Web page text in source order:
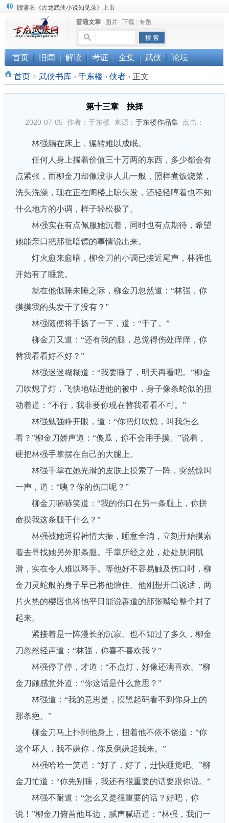
顾雪衣《古龙武侠小说知见录》上市
“武侠书库”查缺补漏活动圆满结束
《古龙小说原貌探究》修订版已上市
普通文章| 图片| 下载| 专题
首页 旧闻 解读 考证 全集 武侠 论坛
首页> 武侠书库 › 于东楼 › 侠者 ›正文
第十三章 抉择
2020-07-05 作者：于东楼 来源： 于东楼作品集点击：
林强躺在床上，辗转难以成眠。
任何人身上揣着价值三十万两的东西，多少都会有
点紧张，而柳金刀却像没事人儿一般，照样煮饭烧菜，
洗头洗澡，现在正在阁楼上晾头发，还轻轻哼着也不知
什么地方的小调，样子轻松极了。
林强实在有点佩服她沉着，同时也有点期待，希望
她能亲口把那批暗镖的事情说出来。
灯火愈来愈暗，柳金刀的小调已接近尾声，林强也
开始有了睡意。
就在他似睡未睡之际，柳金刀忽然道：“林强，你
摸摸我的头发干了没有？”
林强随便将手扬了一下，道：“干了。”
柳金刀又道：“还有我的腿，总觉得伤处痒痒，你
替我看看好不好？”
林强迷迷糊糊道：“我要睡了，明天再看吧。”柳金
刀吹熄了灯，飞快地钻进他的被中，身子像条蛇似的扭
动着道：“不行，我非要你现在替我看看不可。”
林强勉强睁开眼，道：“你把灯吹熄，叫我怎么
看？”柳金刀娇声道：“傻瓜，你不会用手摸。”说着，
硬把林强手掌摆在自己的大腿上。
林强手掌在她光滑的皮肤上摸索了一阵，突然惊叫
一声，道：“咦？你的伤口呢？”
柳金刀哧哧笑道：“我的伤口在另一条腿上，你拼
命摸我这条腿干什么？”
林强被她逗得神情大振，睡意全消，立刻开始摸索
着去寻找她另外那条腿。手掌所经之处，处处肤润肌
滑，实在令人难以释手。等他好不容易触及伤口时，柳
金刀灵蛇般的身子早已将他缠住。他刚想开口说话，两
片火热的樱唇也将他平日能说善道的那张嘴给整个封了
起来。
紧接着是一阵漫长的沉寂。也不知过了多久，柳金
刀忽然轻声道：“林强，你喜不喜欢我？”
林强停了停，才道：“不点灯，好像还满喜欢。”柳
金刀颇感意外道：“你这话是什么意思？”
林强道：“我的意思是，摸黑起码看不到你身上的
那条疤。”
柳金刀马上扑到他身上，扭着他不依不饶道：“你
这个坏人，我不嫌你，你反倒嫌起我来。”
林强哈哈一笑道：“好了，好了，赶快睡觉吧。”柳
金刀忙道：“你先别睡，我还有很重要的话要跟你说。”
林强不耐道：“怎么又是很重要的话？好吧，你
说！”柳金刀俯首他耳边，腻声腻语道：“林强，我们一